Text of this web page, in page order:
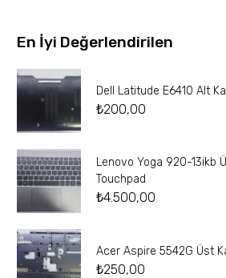
En İyi Değerlendirilen
Dell Latitude E6410 Alt
₺200,00
Lenovo Yoga 920-13ikb
Touchpad
₺4.500,00
Acer Aspire 5542G Üst
₺250,00